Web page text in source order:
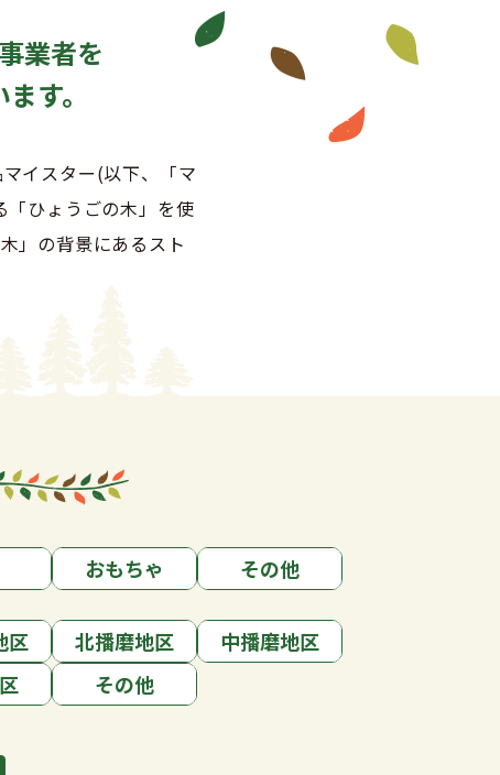
業者を
す。
イスター(以下、「マ
「ひょうごの木」を使
」の背景にあるスト
おもちゃ その他
区 北播磨地区
中播磨地区
その他